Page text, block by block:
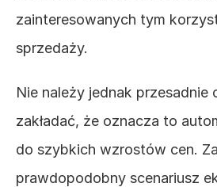
zainteresowanych tym
sprzedaży.
Nie należy jednak przesadnie
zakładać, że oznacza to
do szybkich wzrostów cen.
prawdopodobny scenariusz